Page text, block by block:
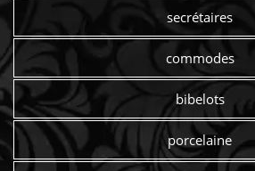
secrétaires
commodes
bibelots
porcelaine